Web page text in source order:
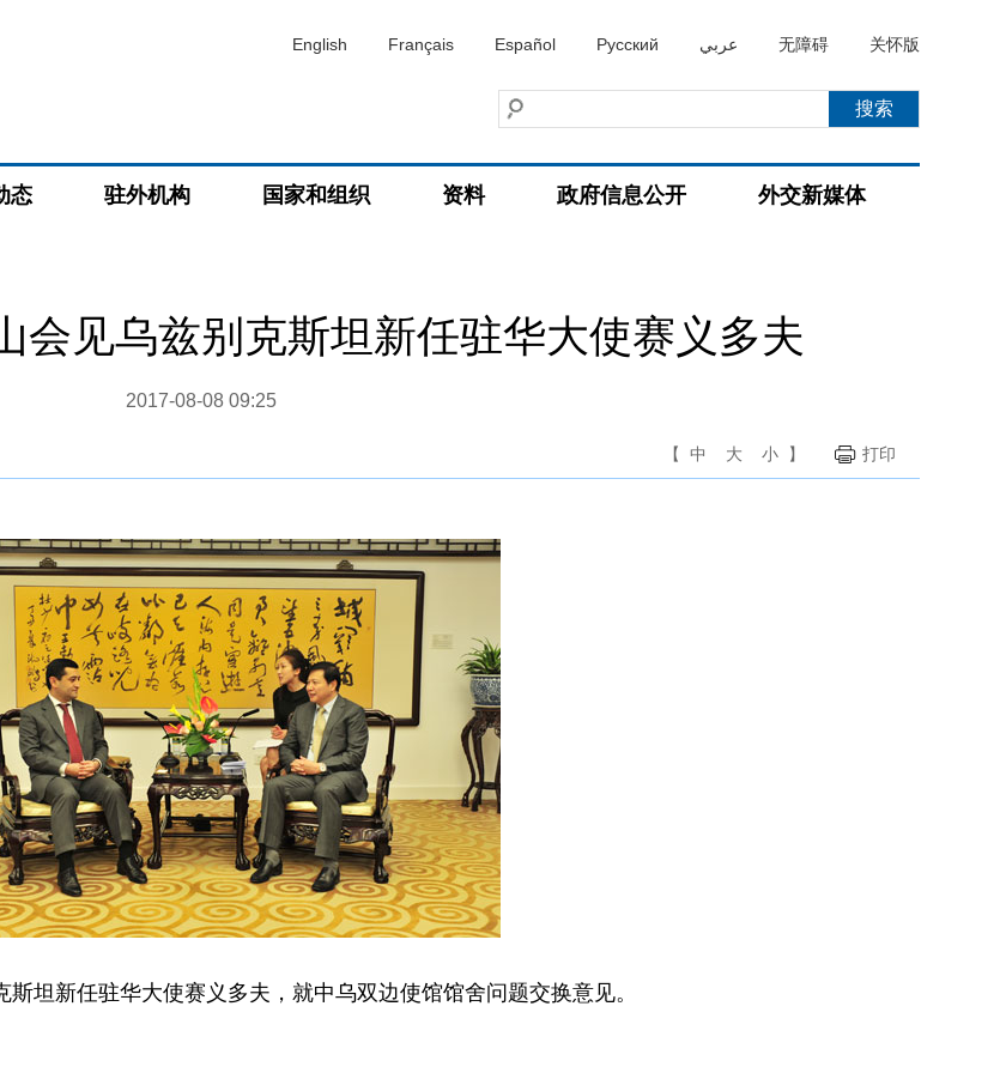
English Français Español Русский عربي 无障碍 关怀版
态 驻外机构 国家和组织 资料 政府信息公开 外交新媒体
会见乌兹别克斯坦新任驻华大使赛义多夫
2017-08-08 09:25
【 中 大 小 】 打印
新任驻华大使赛义多夫，就中乌双边使馆馆舍问题交换意见。